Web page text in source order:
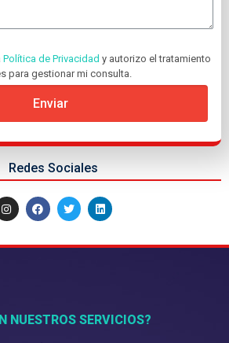
Política de Privacidad y autorizo el tratamiento
para gestionar mi consulta.
Enviar
Redes Sociales
NUESTROS SERVICIOS?